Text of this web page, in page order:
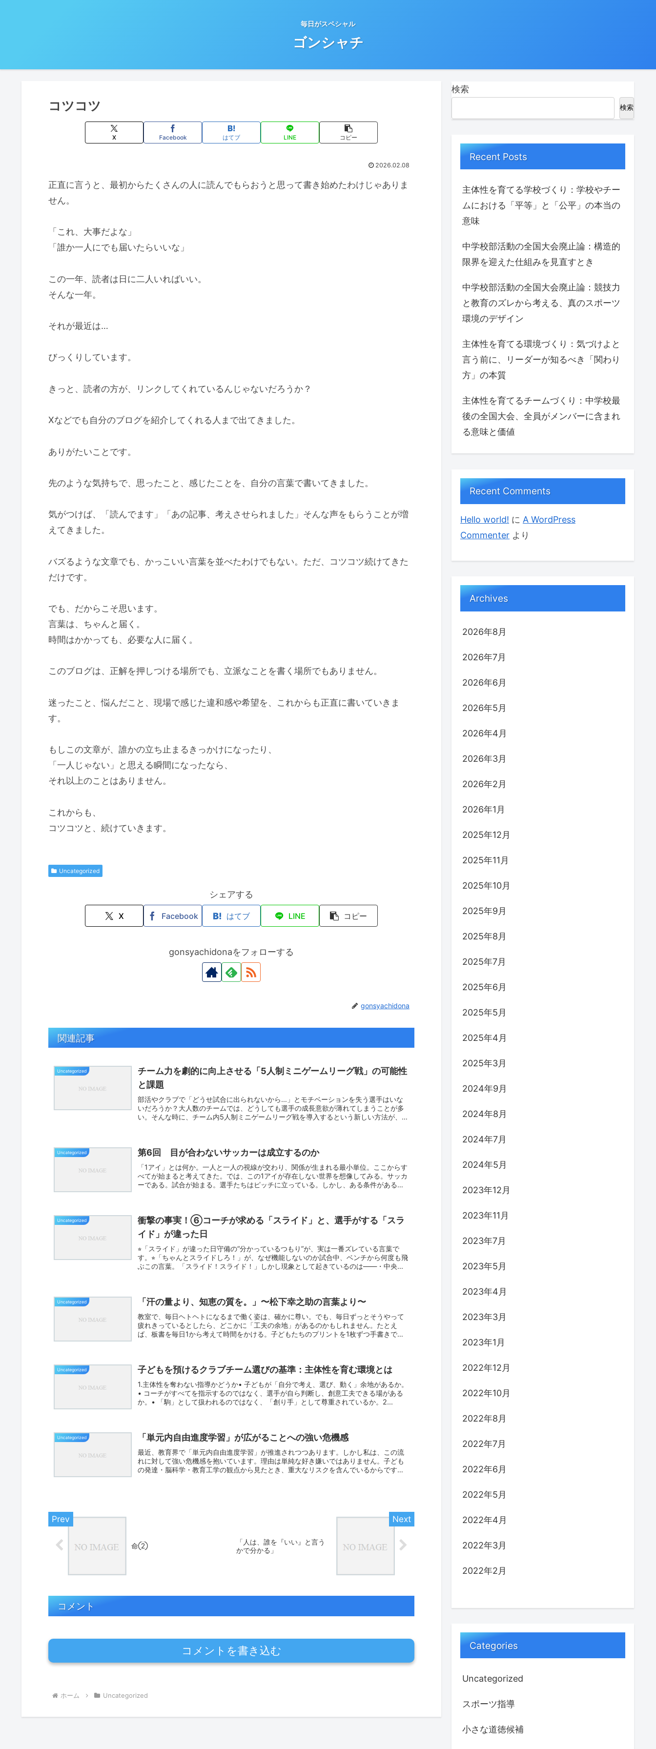
毎日がスペシャル
ゴンシャチ
コツコツ
X Facebook はてブ LINE コピー
2026.02.08
正直に言うと、最初からたくさんの人に読んでもらおうと思って書き始めたわけじゃありま
せん。
「これ、大事だよな」
「誰か一人にでも届いたらいいな」
この一年、読者は日に二人いればいい。
そんな一年。
それが最近は…
びっくりしています。
きっと、読者の方が、リンクしてくれているんじゃないだろうか？
Xなどでも自分のブログを紹介してくれる人まで出てきました。
ありがたいことです。
先のような気持ちで、思ったこと、感じたことを、自分の言葉で書いてきました。
気がつけば、「読んでます」「あの記事、考えさせられました」そんな声をもらうことが増
えてきました。
バズるような文章でも、かっこいい言葉を並べたわけでもない。ただ、コツコツ続けてきた
だけです。
でも、だからこそ思います。
言葉は、ちゃんと届く。
時間はかかっても、必要な人に届く。
このブログは、正解を押しつける場所でも、立派なことを書く場所でもありません。
迷ったこと、悩んだこと、現場で感じた違和感や希望を、これからも正直に書いていきま
す。
もしこの文章が、誰かの立ち止まるきっかけになったり、
「一人じゃない」と思える瞬間になったなら、
それ以上のことはありません。
これからも、
コツコツと、続けていきます。
Uncategorized
シェアする
X Facebook はてブ LINE コピー
gonsyachidonaをフォローする
gonsyachidona
関連記事
Uncategorized
チーム力を劇的に向上させる「5人制ミニゲームリーグ戦」の可能性
と課題
部活やクラブで「どうせ試合に出られないから…」とモチベーションを失う選手はいな
いだろうか？大人数のチームでは、どうしても選手の成長意欲が薄れてしまうことが多
い。そんな時に、チーム内5人制ミニゲームリーグ戦を導入するという新しい方法が、選
Uncategorized 第6回 目が合わないサッカーは成立するのか
「1アイ」とは何か。一人と一人の視線が交わり、関係が生まれる最小単位。ここからす
べてが始まると考えてきた。では、この1アイが存在しない世界を想像してみる。サッカ
ーである。試合が始まる。選手たちはピッチに立っている。しかし、ある条件がある。
Uncategorized
衝撃の事実！⑥コーチが求める「スライド」と、選手がする「スラ
イド」が違った日
⭐︎「スライド」が違った日守備の“分かっているつもり”が、実は一番ズレている言葉で
す。⭐︎「ちゃんとスライドしろ！」が、なぜ機能しないのか試合中、ベンチから何度も飛
ぶこの言葉。「スライド！スライド！」しかし現象として起きているのは——・中央...
Uncategorized 「汗の量より、知恵の質を。」〜松下幸之助の言葉より〜
教室で、毎日ヘトヘトになるまで働く姿は、確かに尊い。でも、毎日ずっとそうやって
疲れきっているとしたら、どこかに「工夫の余地」があるのかもしれません。たとえ
ば、板書を毎日1から考えて時間をかける。子どもたちのプリントを1枚ずつ手書きで作
Uncategorized 子どもを預けるクラブチーム選びの基準：主体性を育む環境とは
1.主体性を奪わない指導かどうか• 子どもが「自分で考え、選び、動く」余地があるか。
• コーチがすべてを指示するのではなく、選手が自ら判断し、創意工夫できる場がある
か。• 「駒」として扱われるのではなく、「創り手」として尊重されているか。2...
Uncategorized 「単元内自由進度学習」が広がることへの強い危機感
最近、教育界で「単元内自由進度学習」が推進されつつあります。しかし私は、この流
れに対して強い危機感を抱いています。理由は単純な好き嫌いではありません。子ども
の発達・脳科学・教育工学の観点から見たとき、重大なリスクを含んでいるからです。
命②
「人は、誰を『いい』と言う
かで分かる」
コメント
コメントを書き込む
ホーム Uncategorized
検索
検索
Recent Posts
主体性を育てる学校づくり：学校やチー
ムにおける「平等」と「公平」の本当の
意味
中学校部活動の全国大会廃止論：構造的
限界を迎えた仕組みを見直すとき
中学校部活動の全国大会廃止論：競技力
と教育のズレから考える、真のスポーツ
環境のデザイン
主体性を育てる環境づくり：気づけよと
言う前に、リーダーが知るべき「関わり
方」の本質
主体性を育てるチームづくり：中学校最
後の全国大会、全員がメンバーに含まれ
る意味と価値
Recent Comments
Hello world! に A WordPress
Commenter より
Archives
2026年8月
2026年7月
2026年6月
2026年5月
2026年4月
2026年3月
2026年2月
2026年1月
2025年12月
2025年11月
2025年10月
2025年9月
2025年8月
2025年7月
2025年6月
2025年5月
2025年4月
2025年3月
2024年9月
2024年8月
2024年7月
2024年5月
2023年12月
2023年11月
2023年7月
2023年5月
2023年4月
2023年3月
2023年1月
2022年12月
2022年10月
2022年8月
2022年7月
2022年6月
2022年5月
2022年4月
2022年3月
2022年2月
Categories
Uncategorized
スポーツ指導
小さな道徳候補